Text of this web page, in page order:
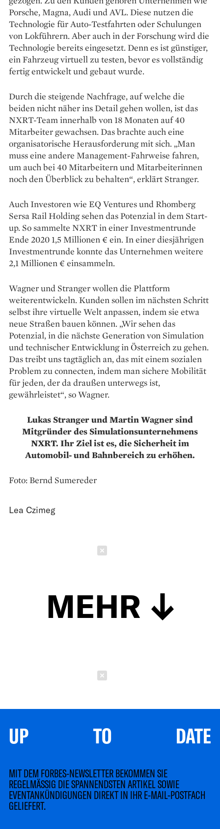
Porsche, Magna, Audi und AVL. Diese nutzen die
Technologie für Auto-Testfahrten oder Schulungen
von Lokführern. Aber auch in der Forschung wird die
Technologie bereits eingesetzt. Denn es ist günstiger,
ein Fahrzeug virtuell zu testen, bevor es vollständig
fertig entwickelt und gebaut wurde.
Durch die steigende Nachfrage, auf welche die
beiden nicht näher ins Detail gehen wollen, ist das
NXRT-Team innerhalb von 18 Monaten auf 40
Mitarbeiter gewachsen. Das brachte auch eine
organisatorische Herausforderung mit sich. „Man
muss eine andere Management-Fahrweise fahren,
um auch bei 40 Mitarbeitern und Mitarbeiterinnen
noch den Überblick zu behalten“, erklärt Stranger.
Auch Investoren wie EQ Ventures und Rhomberg
Sersa Rail Holding sehen das Potenzial in dem Start-
up. So sammelte NXRT in einer Investmentrunde
Ende 2020 1,5 Millionen € ein. In einer diesjährigen
Investmentrunde konnte das Unternehmen weitere
2,1 Millionen € einsammeln.
Wagner und Stranger wollen die Plattform
weiterentwickeln. Kunden sollen im nächsten Schritt
selbst ihre virtuelle Welt anpassen, indem sie etwa
neue Straßen bauen können. „Wir sehen das
Potenzial, in die nächste Generation von Simulation
und technischer Entwicklung in Österreich zu gehen.
Das treibt uns tagtäglich an, das mit einem sozialen
Problem zu connecten, indem man sichere Mobilität
für jeden, der da draußen unterwegs ist,
gewährleistet“, so Wagner.
Lukas Stranger und Martin Wagner sind
Mitgründer des Simulations­unternehmens
NXRT. Ihr Ziel ist es, die Sicherheit im
Automobil- und Bahnbereich zu erhöhen.
Foto: Bernd Sumereder
Lea Czimeg
MEHR
UP TO DATE
MIT DEM FORBES-NEWSLETTER BEKOMMEN SIE
REGELMÄSSIG DIE SPANNENDSTEN ARTIKEL SOWIE
EVENTANKÜNDIGUNGEN DIREKT IN IHR E-MAIL-POSTFACH
GELIEFERT.